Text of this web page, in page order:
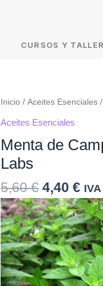
CURSOS Y
Inicio /Aceites Esenciales
Aceites Esenciales
Menta de
Labs
5,60€ 4,40€